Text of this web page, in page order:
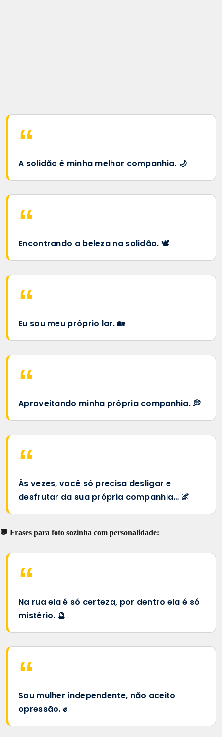
A solidão é minha melhor companhia. 🌙
Encontrando a beleza na solidão. 🕊️
Eu sou meu próprio lar. 🏡
Aproveitando minha própria companhia. 💭
Às vezes, você só precisa desligar e
desfrutar da sua própria companhia… 🌌
💬 Frases para foto sozinha com personalidade:
Na rua ela é só certeza, por dentro ela é só
mistério. 🔮
Sou mulher independente, não aceito
opressão. ✊